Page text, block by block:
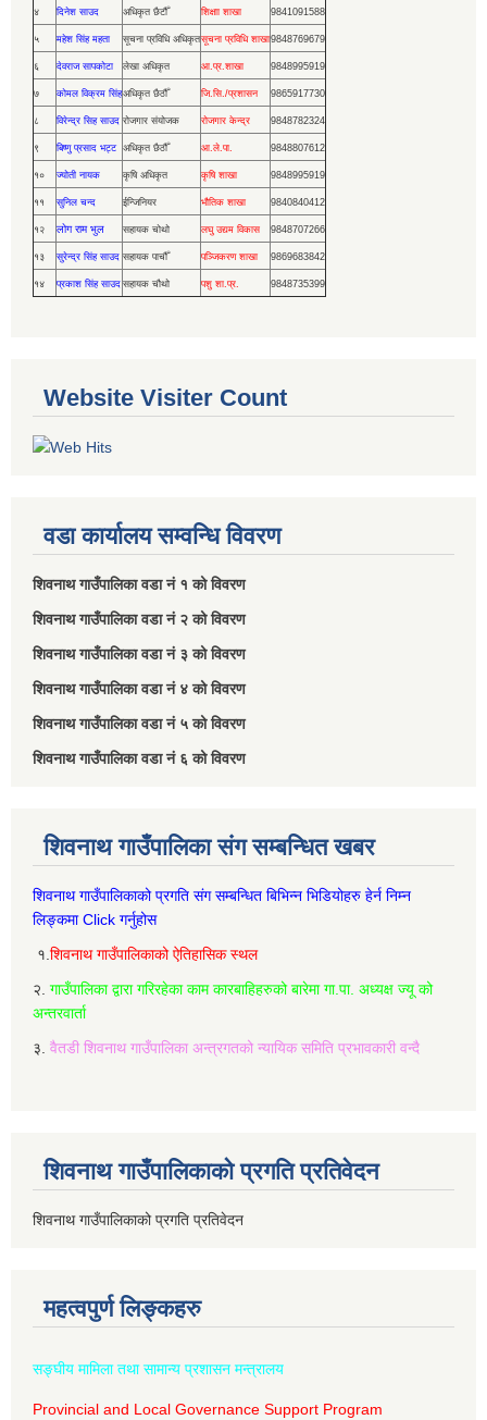
४ दिनेश साउद अधिकृत छैटौँ शिक्षाा शाखा 9841091588
५ महेश सिंह महता सूचना प्रविधि अधिकृतसूचना प्रविधि शाखा9848769679
६ देवराज सापकोटा लेखा अधिकृत आ.प्र.शाखा 9848995919
७ कोमल विक्रम सिंहअधिकृत छैठौँ जि.सि./प्रशासन 9865917730
८ विरेन्द्र सिह साउद रोजगार संयोजक रोजगार केन्द्र 9848782324
९ बिष्णु प्रसाद भट्ट अधिकृत छैठौँ आ.ले.पा. 9848807612
१० ज्योती नायक कृषि अधिकृत कृषि शाखा 9848995919
११ सुनिल चन्द ईन्जिनियर भौतिक शाखा 9840840412
१२ लोग राम भुल सहायक चोथो लघु उद्यम विकास 9848707266
१३ सुरेन्द्र सिंह साउद सहायक पाचौँ पञ्जिकरण शाखा 9869683842
१४ प्रकाश सिंह साउद सहायक चौथो पशु शा.प्र. 9848735399
Website Visiter Count
वडा कार्यालय सम्वन्धि विवरण
शिवनाथ गाउँपालिका वडा नं‌ १ को विवरण
शिवनाथ गाउँपालिका वडा नं‌ २ को विवरण
शिवनाथ गाउँपालिका वडा नं‌ ३ को विवरण
शिवनाथ गाउँपालिका वडा नं‌ ४ को विवरण
शिवनाथ गाउँपालिका वडा नं‌ ५ को विवरण
शिवनाथ गाउँपालिका वडा नं‌ ६ को विवरण
शिवनाथ गाउँपालिका संग सम्बन्धित खबर
शिवनाथ गाउँपालिकाको प्रगति संग सम्बन्धित बिभिन्‍न भिडियोहरु हेर्न निम्‍न
लिङ्कमा Click गर्नुहोस
१.शिवनाथ गाउँपालिकाको ऐतिहासिक स्थल
२. गाउँपालिका द्वारा गरिरहेका काम कारबाहिहरुको बारेमा गा.पा. अध्यक्ष ज्यू को
अन्तरवार्ता
३. वैतडी शिवनाथ गाउँपालिका अन्त्रगतको न्यायिक समिति प्रभावकारी वन्दै
शिवनाथ गाउँपालिकाको प्रगति प्रतिवेदन
शिवनाथ गाउँपालिकाको प्रगति प्रतिवेदन
महत्वपुर्ण लिङ्कहरु
सङ्घीय मामिला तथा सामान्य प्रशासन मन्त्रालय
Provincial and Local Governance Support Program